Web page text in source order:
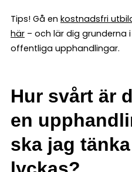
Tips! Gå en kostnadsfri
här – och lär dig
offentliga upphandlingar.
Hur svårt är
en
ska jag